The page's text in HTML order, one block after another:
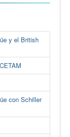
y el British
con Schiller